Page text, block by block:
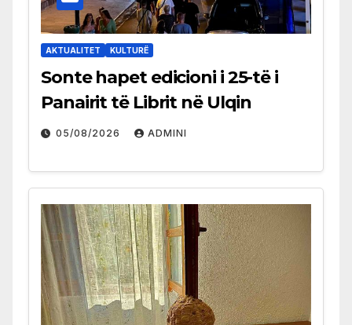
AKTUALITET KULTURË
Sonte hapet edicioni i 25-të i
Panairit të Librit në Ulqin
05/08/2026 ADMINI